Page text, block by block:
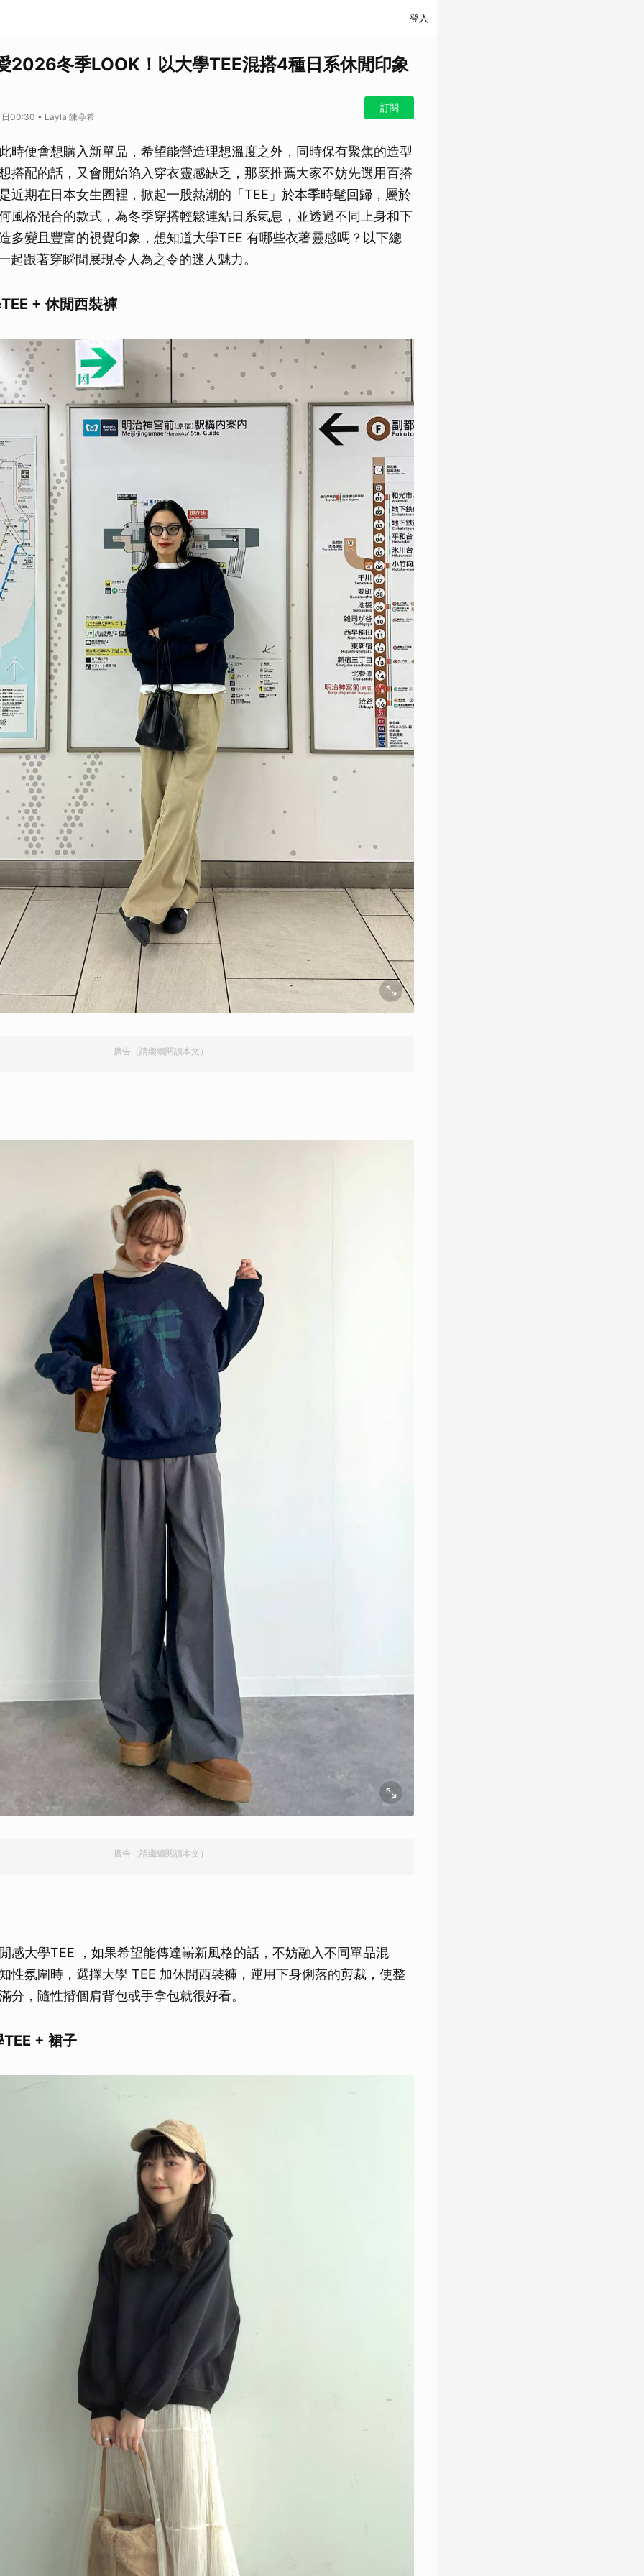
登入
2026冬季LOOK！以大學TEE混搭4種日系休閒印象
00:30 • Layla 陳亭希
訂閱
時便會想購入新單品，希望能營造理想溫度之外，同時保有聚焦的造型
搭配的話，又會開始陷入穿衣靈感缺乏，那麼推薦大家不妨先選用百搭
近期在日本女生圈裡，掀起一股熱潮的「TEE」於本季時髦回歸，屬於
風格混合的款式，為冬季穿搭輕鬆連結日系氣息，並透過不同上身和下
多變且豐富的視覺印象，想知道大學TEE 有哪些衣著靈感嗎？以下總
起跟著穿瞬間展現令人為之令的迷人魅力。
+ 休閒西裝褲
廣告（請繼續閱讀本文）
廣告（請繼續閱讀本文）
感大學TEE ，如果希望能傳達嶄新風格的話，不妨融入不同單品混
性氛圍時，選擇大學 TEE 加休閒西裝褲，運用下身俐落的剪裁，使整
分，隨性揹個肩背包或手拿包就很好看。
+ 裙子
取消